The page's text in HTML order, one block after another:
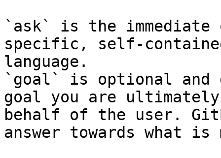
`ask` is the
specific, self-
language.
`goal` is optional and
goal you are
behalf of the user.
answer towards what